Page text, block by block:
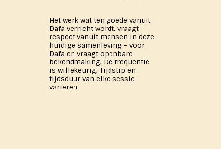
Het werk wat ten goede vanuit
Dafa verricht wordt, vraagt -
respect vanuit mensen in deze
huidige samenleving - voor
Dafa en vraagt openbare
bekendmaking. De frequentie
is willekeurig. Tijdstip en
tijdsduur van elke sessie
variëren.